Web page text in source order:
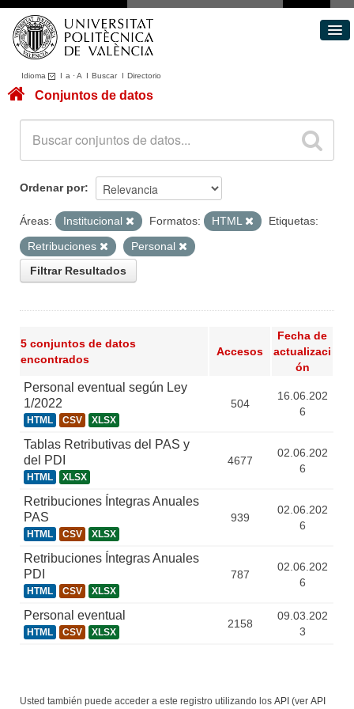
Idioma I a ·A I BuscarI Directorio
Conjuntos de datos
Acerca de
Portal de Transparencia
Conjuntos de datos
Ordenar por
Áreas: Institucional Formatos: HTML
Etiquetas:
Retribuciones
Personal
Filtrar Resultados
5 conjuntos de datos
encontrados
Accesos
Fecha de
actualizaci
ón
Personal eventual según Ley
1/2022
HTML CSV XLSX
504
16.06.202
6
Tablas Retributivas del PAS y
del PDI
HTML XLSX
4677
02.06.202
6
Retribuciones Íntegras Anuales
PAS
HTML CSV XLSX
939
02.06.202
6
Retribuciones Íntegras Anuales
PDI
HTML CSV XLSX
787
02.06.202
6
Personal eventual
HTML CSV XLSX
2158
09.03.202
3
Usted también puede acceder a este registro utilizando los API (ver API